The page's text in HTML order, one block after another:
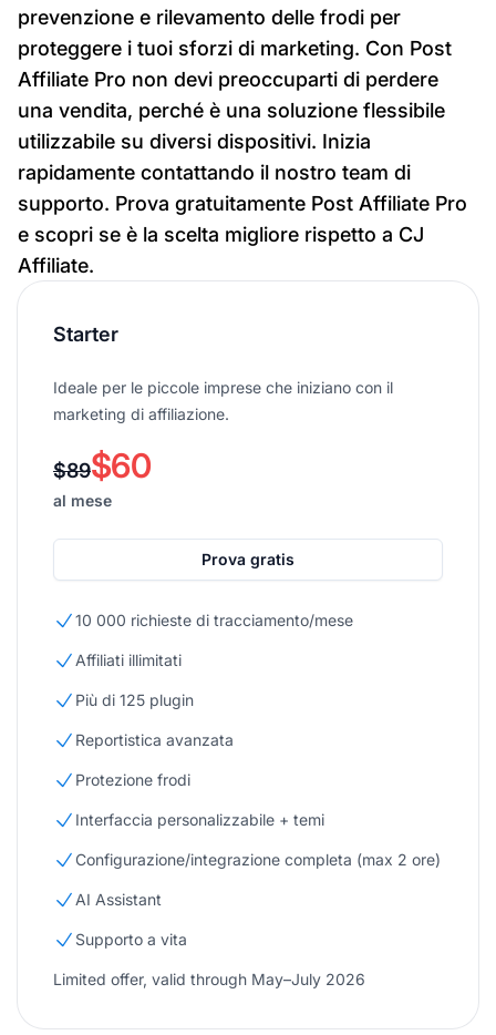
prevenzione e rilevamento delle frodi per
proteggere i tuoi sforzi di marketing. Con Post
Affiliate Pro non devi preoccuparti di perdere
una vendita, perché è una soluzione flessibile
utilizzabile su diversi dispositivi. Inizia
rapidamente contattando il nostro team di
supporto. Prova gratuitamente Post Affiliate Pro
e scopri se è la scelta migliore rispetto a CJ
Affiliate.
Starter
Ideale per le piccole imprese che iniziano con il
marketing di affiliazione.
$89$60
al mese
Prova gratis
10 000 richieste di tracciamento/mese
Affiliati illimitati
Più di 125 plugin
Reportistica avanzata
Protezione frodi
Interfaccia personalizzabile + temi
Configurazione/integrazione completa (max 2 ore)
AI Assistant
Supporto a vita
Limited offer, valid through May–July 2026